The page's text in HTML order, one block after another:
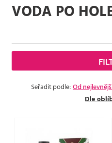
VODA PO
Seřadit podle:Od
Dle